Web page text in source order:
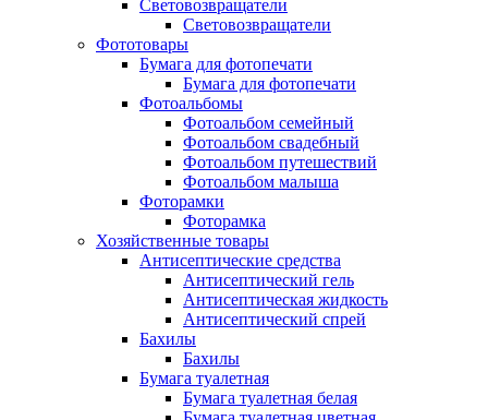
Световозвращатели
Световозвращатели
Фототовары
Бумага для фотопечати
Бумага для фотопечати
Фотоальбомы
Фотоальбом семейный
Фотоальбом свадебный
Фотоальбом путешествий
Фотоальбом малыша
Фоторамки
Фоторамка
Хозяйственные товары
Антисептические средства
Антисептический гель
Антисептическая жидкость
Антисептический спрей
Бахилы
Бахилы
Бумага туалетная
Бумага туалетная белая